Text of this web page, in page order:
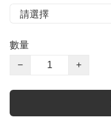
數量
−
+